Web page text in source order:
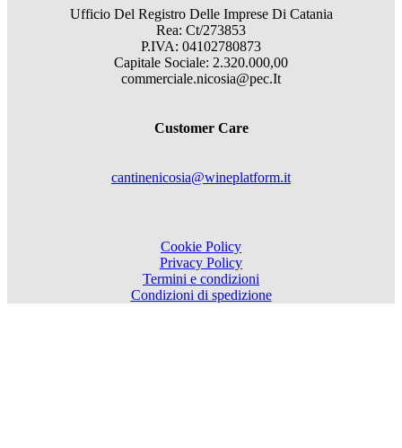
Ufficio Del Registro Delle Imprese Di Catania
Rea: Ct/273853
P.IVA: 04102780873
Capitale Sociale: 2.320.000,00
commerciale.nicosia@pec.It
Customer Care
cantinenicosia@wineplatform.it
Cookie Policy
Privacy Policy
Termini e condizioni
Condizioni di spedizione